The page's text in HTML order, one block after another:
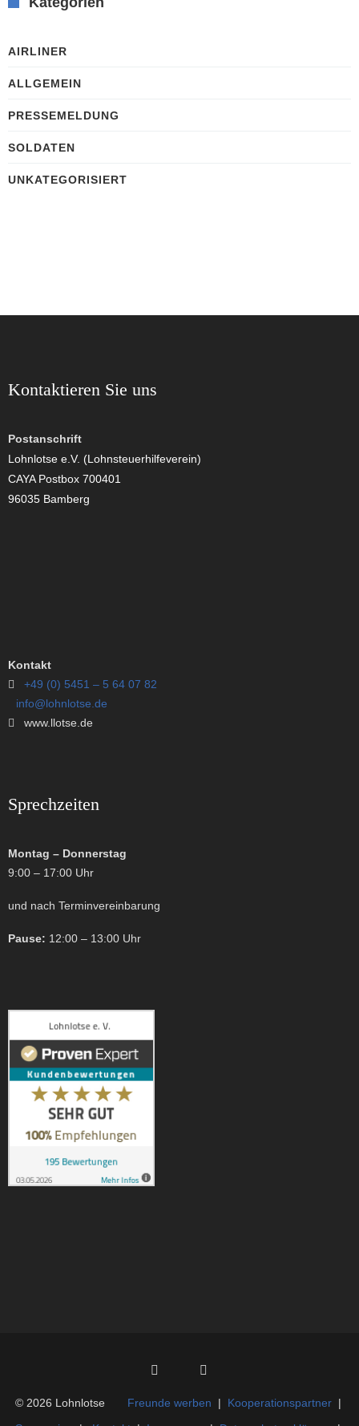
AIRLINER
ALLGEMEIN
PRESSEMELDUNG
SOLDATEN
UNKATEGORISIERT
Kontaktieren Sie uns
Postanschrift
Lohnlotse e.V. (Lohnsteuerhilfeverein)
CAYA Postbox 700401
96035 Bamberg
Kontakt
+49 (0) 5451 – 5 64 07 82
info@lohnlotse.de
www.llotse.de
Sprechzeiten
Montag – Donnerstag
9:00 – 17:00 Uhr
und nach Terminvereinbarung
Pause: 12:00 – 13:00 Uhr
© 2026 Lohnlotse Freunde werben | Kooperationspartner|
100%
SEHR GUT